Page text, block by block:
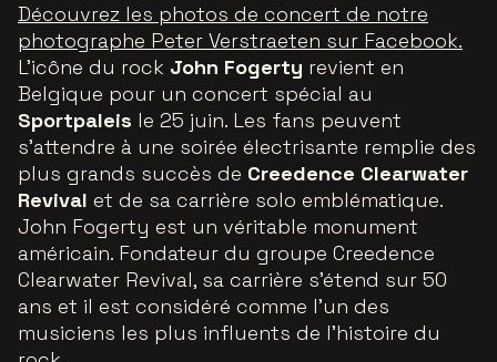
Découvrez les photos de concert de notre
photographe Peter Verstraeten sur Facebook.
L'icône du rock John Fogerty revient en
Belgique pour un concert spécial au
Sportpaleis le 25 juin. Les fans peuvent
s'attendre à une soirée électrisante remplie des
plus grands succès de Creedence Clearwater
Revival et de sa carrière solo emblématique.
John Fogerty est un véritable monument
américain. Fondateur du groupe Creedence
Clearwater Revival, sa carrière s'étend sur 50
ans et il est considéré comme l'un des
musiciens les plus influents de l'histoire du